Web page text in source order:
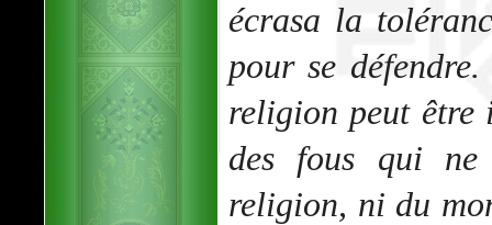
écrasa la
pour se
religion peut être
des fous qui
religion, ni du